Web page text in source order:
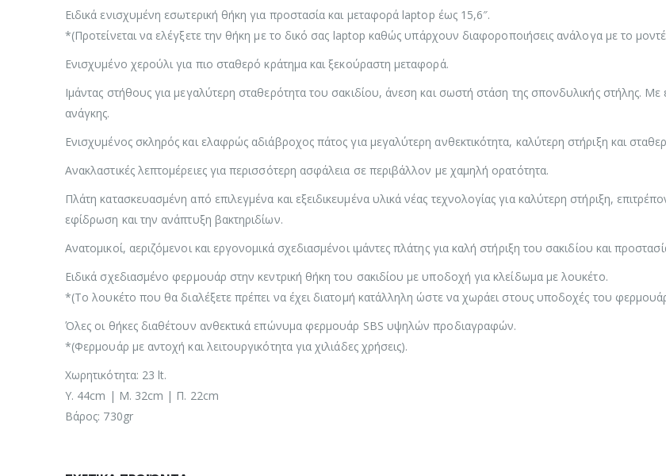
Ειδικά ενισχυμένη εσωτερική θήκη για προστασία και μεταφορά laptop έως 15,6″.
*(Προτείνεται να ελέγξετε την θήκη με το δικό σας laptop καθώς υπάρχουν διαφοροποιήσεις ανάλογα με το
Ενισχυμένο χερούλι για πιο σταθερό κράτηµα και ξεκούραστη μεταφορά.
Ιμάντας στήθους για μεγαλύτερη σταθερότητα του σακιδίου, άνεση και σωστή στάση της σπονδυλικής στήλης.
ανάγκης.
Ενισχυμένος σκληρός και ελαφρώς αδιάβροχος πάτος για μεγαλύτερη ανθεκτικότητα, καλύτερη στήριξη και
Ανακλαστικές λεπτομέρειες για περισσότερη ασφάλεια σε περιβάλλον με χαμηλή ορατότητα.
Πλάτη κατασκευασμένη από επιλεγμένα και εξειδικευμένα υλικά νέας τεχνολογίας για καλύτερη στήριξη,
εφίδρωση και την ανάπτυξη βακτηριδίων.
Ανατομικοί, αεριζόμενοι και εργονομικά σχεδιασμένοι ιμάντες πλάτης για καλή στήριξη του σακιδίου και
Ειδικά σχεδιασμένο φερμουάρ στην κεντρική θήκη του σακιδίου με υποδοχή για κλείδωμα με λουκέτο.
*(Το λουκέτο που θα διαλέξετε πρέπει να έχει διατομή κατάλληλη ώστε να χωράει στους υποδοχές του
Όλες οι θήκες διαθέτουν ανθεκτικά επώνυμα φερμουάρ SBS υψηλών προδιαγραφών.
*(Φερμουάρ με αντοχή και λειτουργικότητα για χιλιάδες χρήσεις).
Χωρητικότητα: 23 lt.
Υ. 44cm | Μ. 32cm | Π. 22cm
Βάρος: 730gr